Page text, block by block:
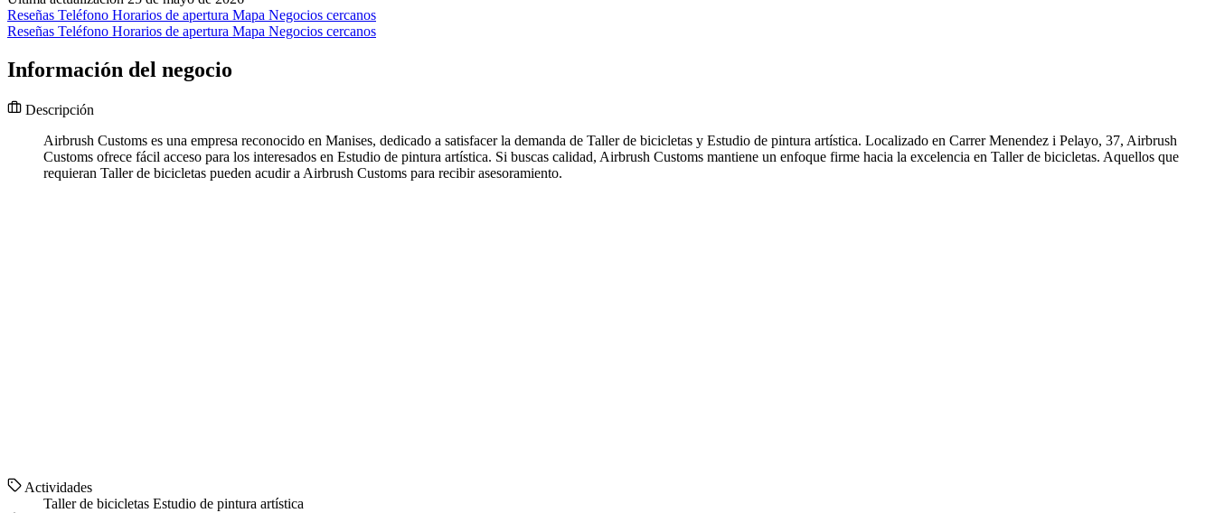
Reseñas Teléfono Horarios de apertura Mapa Negocios cercanos
Reseñas Teléfono Horarios de apertura Mapa Negocios cercanos
Información del negocio
Descripción
Airbrush Customs es una empresa reconocido en Manises, dedicado a satisfacer la demanda de Taller de bicicletas y Estudio de pintura artística. Localizado en Carrer Menendez i Pelayo, 37, Airbrush
Customs ofrece fácil acceso para los interesados en Estudio de pintura artística. Si buscas calidad, Airbrush Customs mantiene un enfoque firme hacia la excelencia en Taller de bicicletas. Aquellos que
requieran Taller de bicicletas pueden acudir a Airbrush Customs para recibir asesoramiento.
Actividades
Taller de bicicletas Estudio de pintura artística